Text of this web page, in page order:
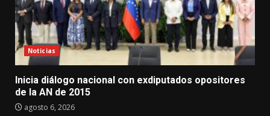
Noticias
Inicia diálogo nacional con exdiputados opositores
de la AN de 2015
agosto 6, 2026